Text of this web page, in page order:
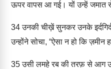
ऊपर वापस आ गई। यों उन्हें जमात
34उनकी चीख़ें सुनकर उनके
उन्होंने सोचा, “ऐसा न हो कि
35उसी लमहे रब की तरफ़ से आग